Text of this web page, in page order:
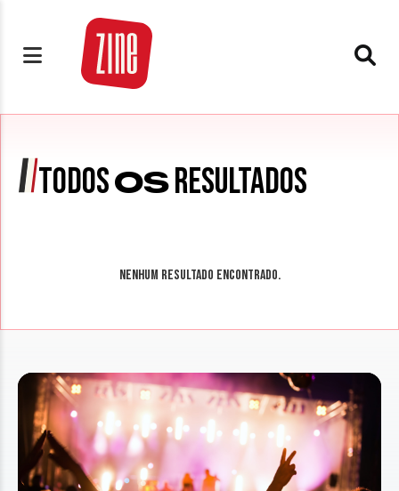
TODOSOSRESULTADOS
Nenhum resultado encontrado.